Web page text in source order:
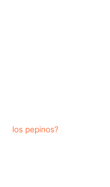
los pepinos?